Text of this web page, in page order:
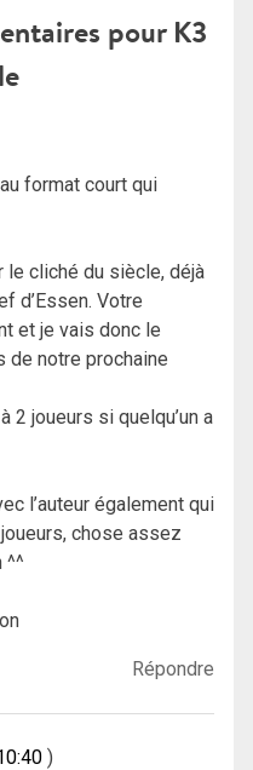
pour K3
format court qui
le cliché du siècle, déjà
d’Essen. Votre
et je vais donc le
de notre prochaine
2 joueurs si quelqu’un a
l’auteur également qui
chose assez
^^
Répondre